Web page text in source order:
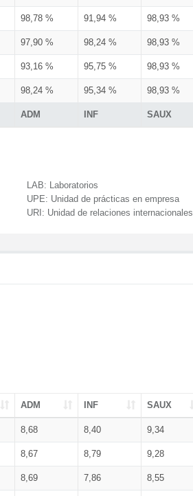
ADM INF SAUX
98,78 % 91,94 % 98,93 %
97,90 % 98,24 % 98,93 %
93,16 % 95,75 % 98,93 %
98,24 % 95,34 % 98,93 %
LAB: Laboratorios
UPE: Unidad de prácticas en empresa
URI: Unidad de relaciones internacionales
ADM INF SAUX
8,68 8,40 9,34
8,67 8,79 9,28
8,69 7,86 8,55